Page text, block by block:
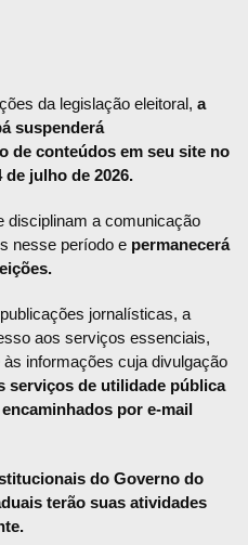
da legislação eleitoral, a
suspenderá
de conteúdos em seu site no
julho de 2026.
disciplinam a comunicação
nesse período e permanecerá
jornalísticas, a
aos serviços essenciais,
informações cuja divulgação
serviços de utilidade pública
por e-mail
do Governo do
terão suas atividades